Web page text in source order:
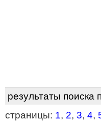
результаты поиска
страницы: 1, 2, 3, 4,